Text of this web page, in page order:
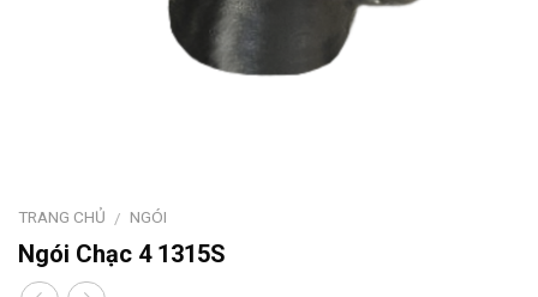
TRANG CHỦ / NGÓI
Ngói Chạc 4 1315S